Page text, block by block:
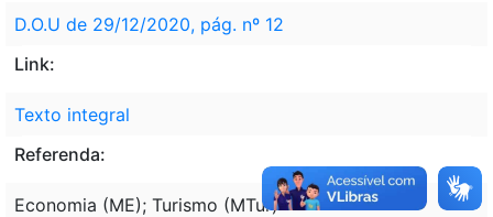
D.O.U de 29/12/2020, pág. nº 12
Link:
Texto integral
Referenda:
Economia (ME); Turismo (MTur)